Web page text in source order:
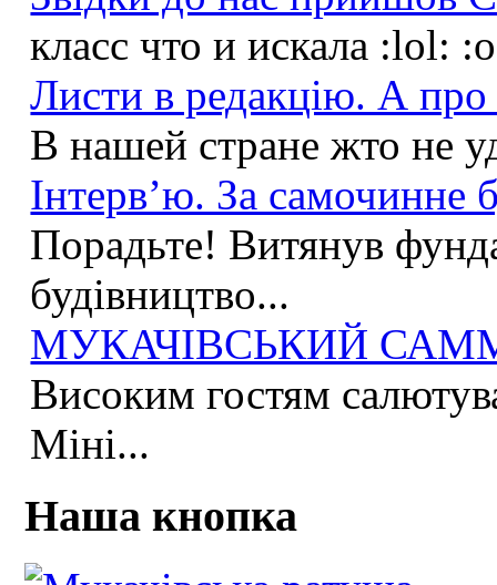
класс что и искала :lol:
Листи в редакцію. А
В нашей стране жто не
Інтерв’ю. За самочинне
Порадьте! Витянув
будівництво...
МУКАЧІВСЬКИЙ
Високим гостям
Міні...
Наша кнопка